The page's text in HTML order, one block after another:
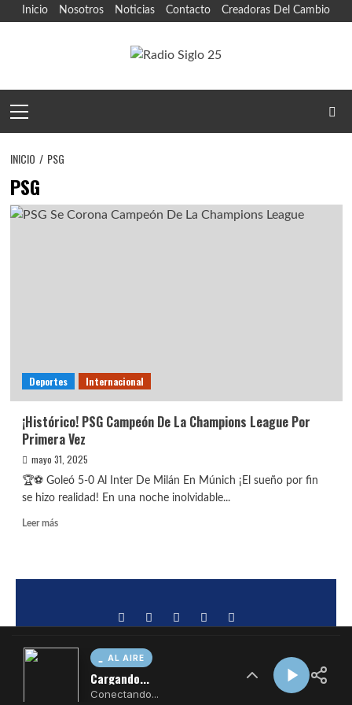
AL AIRE
Cargando...
Conectando...